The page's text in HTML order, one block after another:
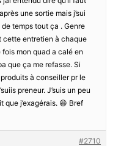
une sortie mais j’sui
temps tout ça . Genre
cette entretien à chaque
fois mon quad a calé en
que ça me refasse. Si
à conseiller pr le
preneur. J’suis un peu
que j’exagérais. 😆 Bref
#2710